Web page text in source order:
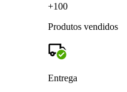
+100
Produtos vendidos
Entrega